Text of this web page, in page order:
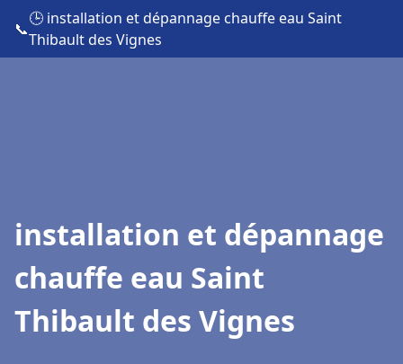
📞
🕒 installation et dépannage chauffe eau Saint
Thibault des Vignes
installation et dépannage
chauffe eau Saint
Thibault des Vignes